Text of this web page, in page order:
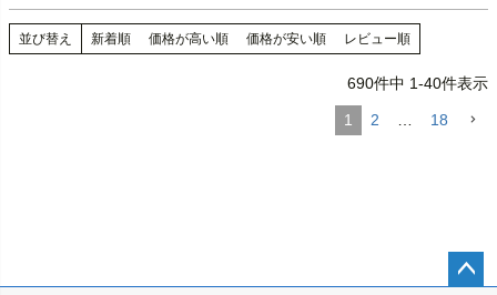
不可
ARLEN NESS（アレンネス）
不可
RINEHART RACING（ラインハート
並び替え 新着順 価格が高い順 価格が安い順 レビュー順
690件中 1-40件表示
1 2 18